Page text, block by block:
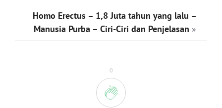
0
Homo Erectus – 1,8 Juta tahun yang lalu –
Manusia Purba – Ciri-Ciri dan Penjelasan »